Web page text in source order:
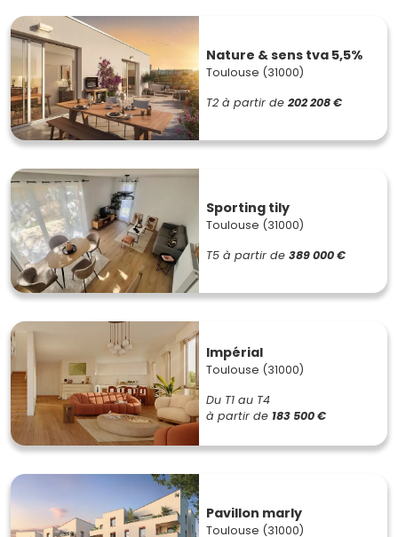
Nature & sens tva 5,5%
Toulouse (31000)
T2 à partir de 202 208 €
Sporting tily
Toulouse (31000)
T5 à partir de 389 000 €
Impérial
Toulouse (31000)
Du T1 au T4
à partir de 183 500 €
Pavillon marly
Toulouse (31000)